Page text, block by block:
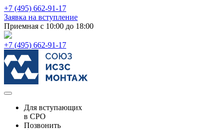
+7 (495) 662-91-17
Заявка на вступление
Приемная с 10:00 до 18:00
+7 (495) 662-91-17
Для вступающих
в СРО
Позвонить